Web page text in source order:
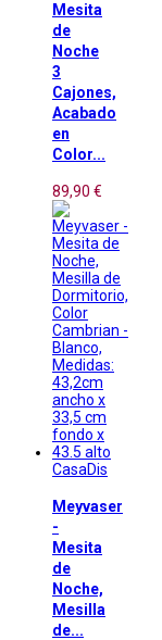
Mesita
de
Noche
3
Cajones,
Acabado
en
Color...
89,90 €
CasaDis
Meyvaser
-
Mesita
de
Noche,
Mesilla
de...